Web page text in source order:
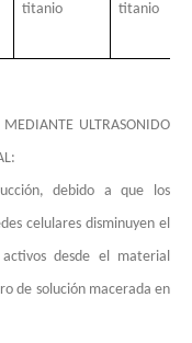
ultrasónica es una
titanio
titanio
MEDIANTE ULTRASONIDO
debido a que los
celulares disminuyen el
desde el material
de solución macerada en